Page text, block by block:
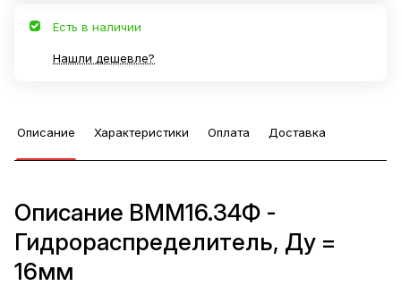
Есть в наличии
Нашли дешевле?
Описание Характеристики Оплата Доставка
Описание ВММ16.34Ф -
Гидрораспределитель, Ду =
16мм